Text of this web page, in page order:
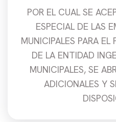
POR EL CUAL SE
ESPECIAL DE LAS
MUNICIPALES PARA
DE LA ENTIDAD
MUNICIPALES, SE
ADICIONALES Y